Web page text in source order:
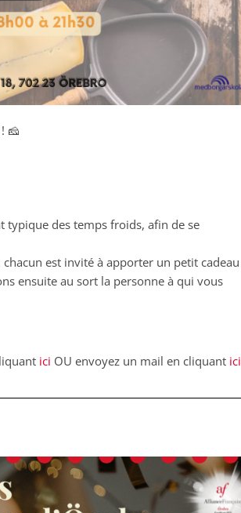
🧀
typique des temps froids, afin de se
chacun est invité à apporter un petit cadeau
ensuite au sort la personne à qui vous
ici OU envoyez un mail en cliquant ici